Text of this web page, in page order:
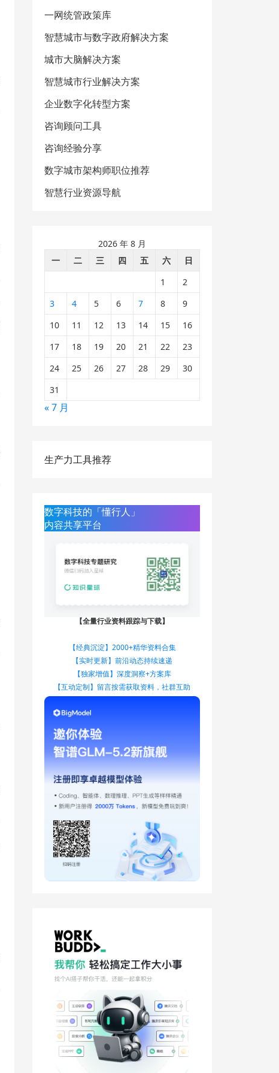
一网统管政策库
智慧城市与数字政府解决方案
城市大脑解决方案
智慧城市行业解决方案
企业数字化转型方案
咨询顾问工具
咨询经验分享
数字城市架构师职位推荐
智慧行业资源导航
2026 年 8 月
一
二 三 四 五 六
日
1
2
3
4 5 6 7 8
9
10
11 12 13 14 15
16
17
18 19 20 21 22
23
24
25 26 27 28 29
30
31
« 7 月
生产力工具推荐
数字科技的「懂行人」
内容共享平台
【全量行业资料跟踪与下载】
【经典沉淀】2000+精华资料合集
【实时更新】前沿动态持续速递
【独家增值】深度洞察+方案库
【互动定制】留言按需获取资料，社群互助